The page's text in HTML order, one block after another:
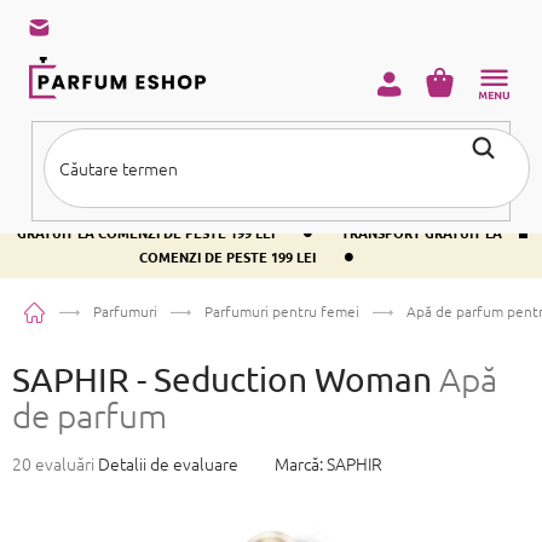
conținut
TRANSPORT GRATUIT LA COMENZI DE PESTE 199 LEI •
TRANSPORT
GRATUIT LA COMENZI DE PESTE 199 LEI
•
TRANSPORT GRATUIT LA
COMENZI DE PESTE 199 LEI
•
COŞ
Acasă Parfumuri Parfumuri pentru femei Apă de parfum
SAPHIR - Seduction Woman Apă
de parfum
Evaluarea
20 evaluări Detalii de evaluare Marcă:SAPHIR